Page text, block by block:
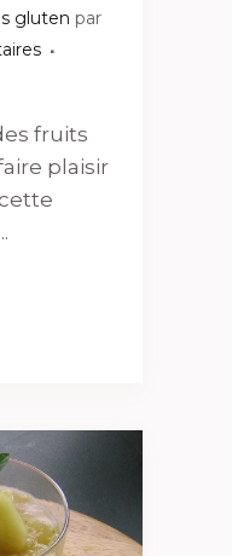
gluten par
fruits
plaisir